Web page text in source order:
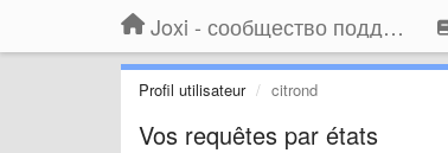
Joxi - сообщество поддержки
Profil utilisateur citrond
Vos requêtes par états